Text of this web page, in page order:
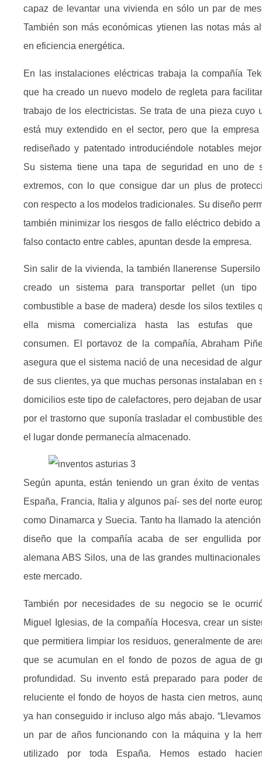
capaz de levantar una vivienda en sólo un par de
También son más económicas ytienen las notas más
en eficiencia energética.
En las instalaciones eléctricas trabaja la compañía
que ha creado un nuevo modelo de regleta para
trabajo de los electricistas. Se trata de una pieza cuyo
está muy extendido en el sector, pero que la empresa
rediseñado y patentado introduciéndole notables
Su sistema tiene una tapa de seguridad en uno de
extremos, con lo que consigue dar un plus de
con respecto a los modelos tradicionales. Su diseño
también minimizar los riesgos de fallo eléctrico debido
falso contacto entre cables, apuntan desde la empresa.
Sin salir de la vivienda, la también llanerense
creado un sistema para transportar pellet (un tipo
combustible a base de madera) desde los silos textiles
ella misma comercializa hasta las estufas que
consumen. El portavoz de la compañía, Abraham
asegura que el sistema nació de una necesidad de
de sus clientes, ya que muchas personas instalaban en
domicilios este tipo de calefactores, pero dejaban de
por el trastorno que suponía trasladar el combustible
el lugar donde permanecía almacenado.
Según apunta, están teniendo un gran éxito de ventas
España, Francia, Italia y algunos paí- ses del norte
como Dinamarca y Suecia. Tanto ha llamado la
diseño que la compañía acaba de ser engullida
alemana ABS Silos, una de las grandes
este mercado.
También por necesidades de su negocio se le
Miguel Iglesias, de la compañía Hocesva, crear un
que permitiera limpiar los residuos, generalmente de
que se acumulan en el fondo de pozos de agua de
profundidad. Su invento está preparado para poder
reluciente el fondo de hoyos de hasta cien metros,
ya han conseguido ir incluso algo más abajo.
un par de años funcionando con la máquina y la
utilizado por toda España. Hemos estado